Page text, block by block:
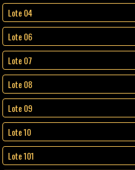
Lote 04
Lote 06
Lote 07
Lote 08
Lote 09
Lote 10
Lote 101